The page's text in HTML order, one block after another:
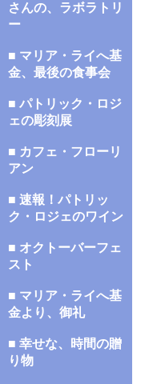
さんの、ラボラトリ
ー
■ マリア・ライへ基
金、最後の食事会
■ パトリック・ロジ
ェの彫刻展
■ カフェ・フローリ
アン
■ 速報！パトリッ
ク・ロジェのワイン
■ オクトーバーフェ
スト
■ マリア・ライへ基
金より、御礼
■ 幸せな、時間の贈
り物